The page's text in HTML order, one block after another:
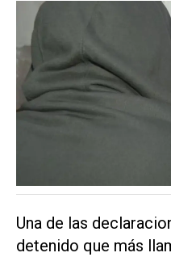
Una de las
detenido que más